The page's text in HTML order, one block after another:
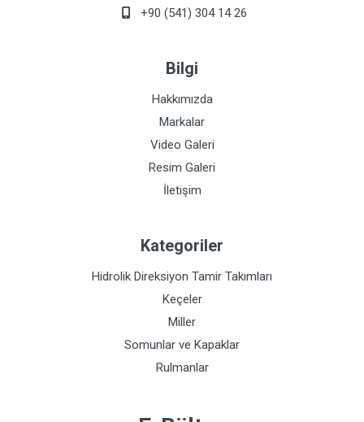
+90 (541) 304 14 26
Bilgi
Hakkımızda
Markalar
Video Galeri
Resim Galeri
İletişim
Kategoriler
Hidrolik Direksiyon Tamir Takımları
Keçeler
Miller
Somunlar ve Kapaklar
Rulmanlar